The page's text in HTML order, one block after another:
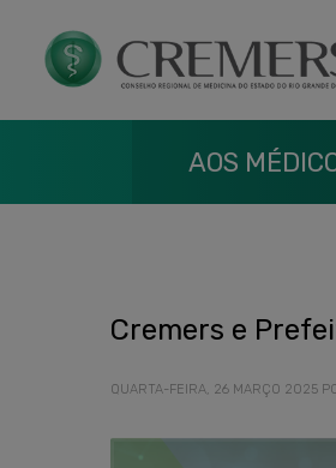
AOS
Cremers e
QUARTA-FEIRA, 26 MARÇO 2025